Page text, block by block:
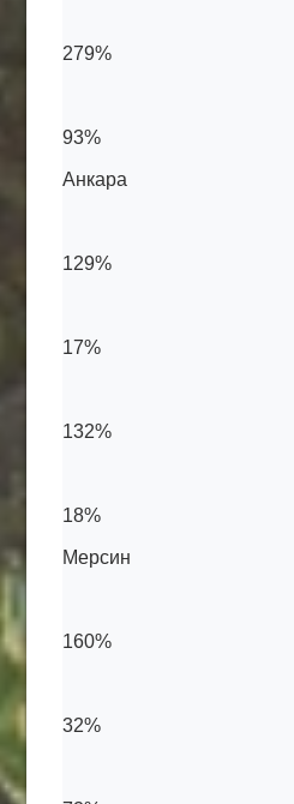
279%
93%
Анкара
129%
17%
132%
18%
Мерсин
160%
32%